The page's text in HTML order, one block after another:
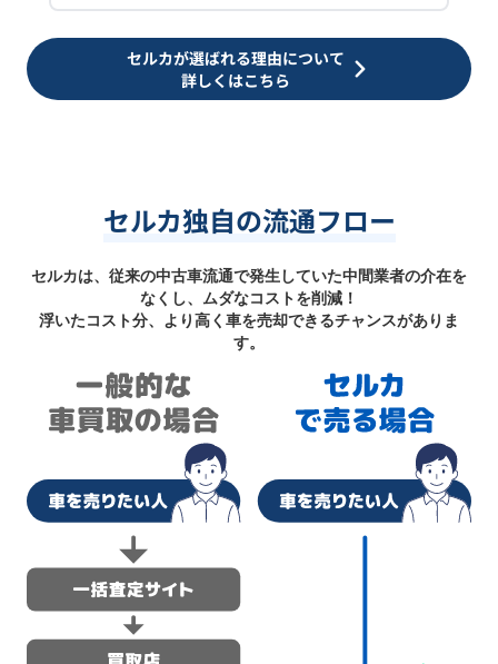
セルカが選ばれる理由について
詳しくはこちら
セルカ独自の流通フロー
セルカは、従来の中古車流通で発生していた中間業者の介在を
なくし、ムダなコストを削減！
浮いたコスト分、より高く車を売却できるチャンスがありま
す。